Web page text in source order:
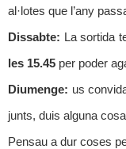
al·lotes que l’any
Dissabte: La sortida
les 15.45 per poder
Diumenge: us
junts, duis alguna
Pensau a dur coses